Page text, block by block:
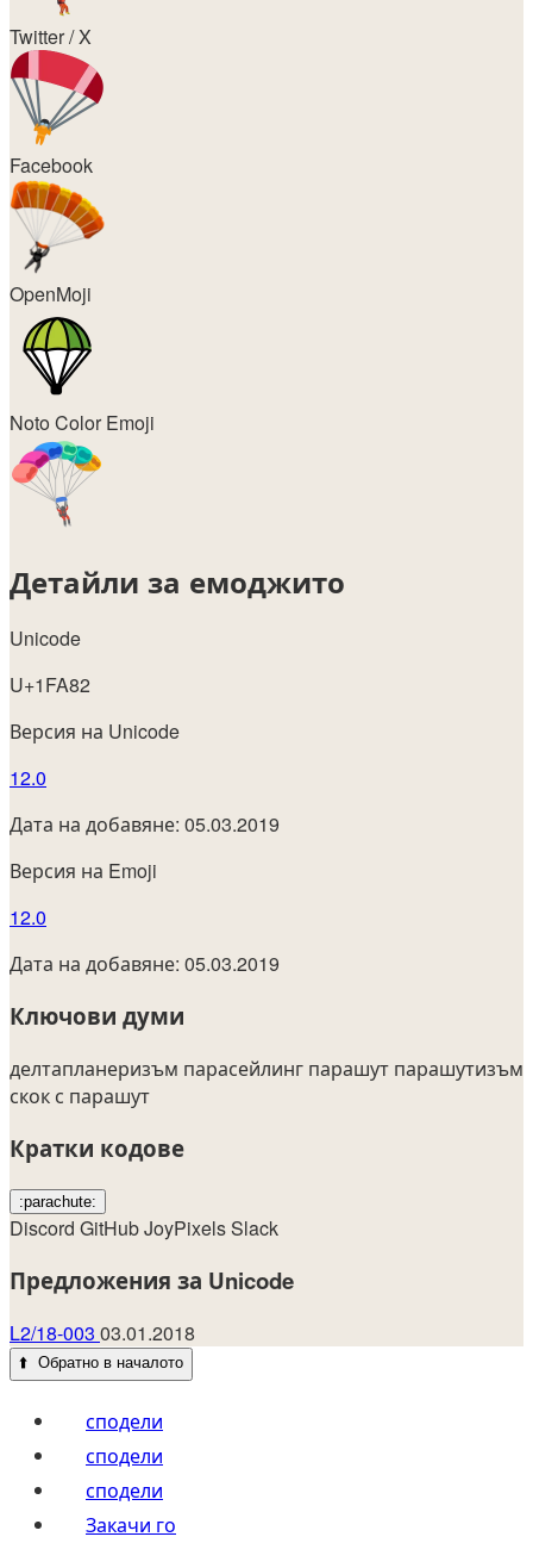
Twitter / X
Facebook
OpenMoji
Noto Color Emoji
Детайли за емоджито
Unicode
U+1FA82
Версия на Unicode
12.0
Дата на добавяне: 05.03.2019
Версия на Emoji
12.0
Дата на добавяне: 05.03.2019
Ключови думи
делтапланеризъм парасейлинг парашут парашутизъм
скок с парашут
Кратки кодове
:parachute:
Discord GitHubJoyPixelsSlack
Предложения за Unicode
L2/18-003 03.01.2018
⬆️ Обратно в началото
сподели
сподели
сподели
Закачи го